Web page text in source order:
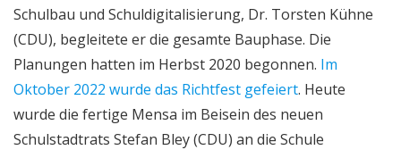
Schulbau und Schuldigitalisierung, Dr. Torsten Kühne
(CDU), begleitete er die gesamte Bauphase. Die
Planungen hatten im Herbst 2020 begonnen. Im
Oktober 2022 wurde das Richtfest gefeiert. Heute
wurde die fertige Mensa im Beisein des neuen
Schulstadtrats Stefan Bley (CDU) an die Schule